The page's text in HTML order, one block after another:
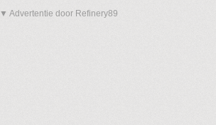
▼ Advertentie door Refinery89